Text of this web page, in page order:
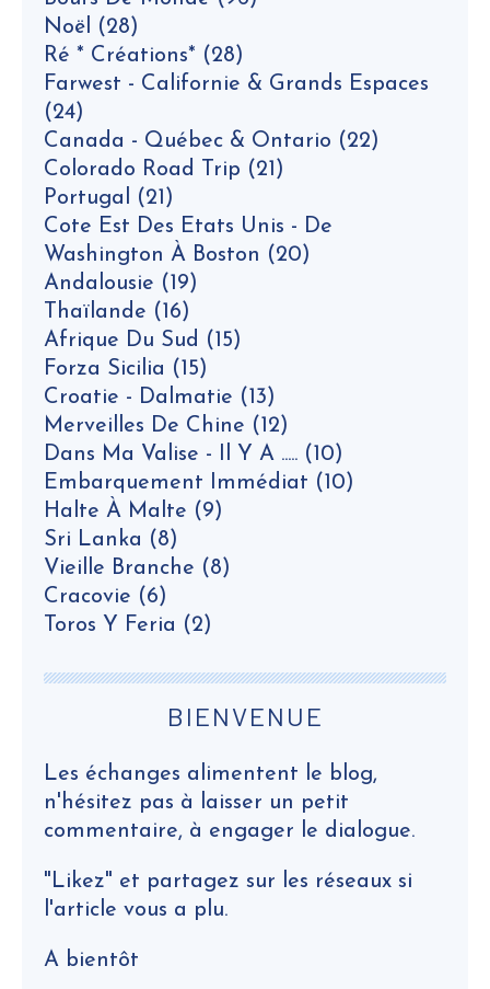
Noël (28)
Ré * Créations* (28)
Farwest - Californie & Grands Espaces
(24)
Canada - Québec & Ontario (22)
Colorado Road Trip (21)
Portugal (21)
Cote Est Des Etats Unis - De
Washington À Boston (20)
Andalousie (19)
Thaïlande (16)
Afrique Du Sud (15)
Forza Sicilia (15)
Croatie - Dalmatie (13)
Merveilles De Chine (12)
Dans Ma Valise - Il Y A ..... (10)
Embarquement Immédiat (10)
Halte À Malte (9)
Sri Lanka (8)
Vieille Branche (8)
Cracovie (6)
Toros Y Feria (2)
BIENVENUE
Les échanges alimentent le blog,
n'hésitez pas à laisser un petit
commentaire, à engager le dialogue.
"Likez" et partagez sur les réseaux si
l'article vous a plu.
A bientôt